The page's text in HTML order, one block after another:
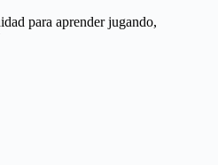
para aprender jugando,